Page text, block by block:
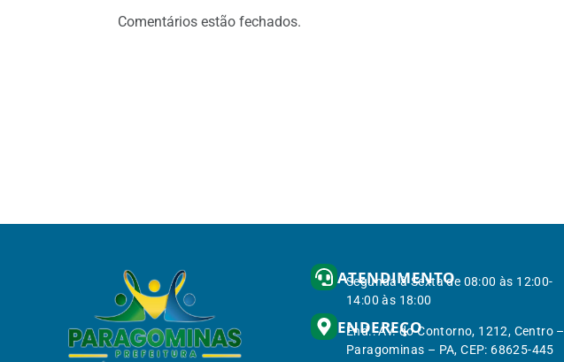
Comentários estão fechados.
ATENDIMENTO
Segunda à Sexta de 08:00 às 12:00-
14:00 às 18:00
ENDEREÇO
End.: Av. do Contorno, 1212, Centro –
Paragominas – PA, CEP: 68625-445